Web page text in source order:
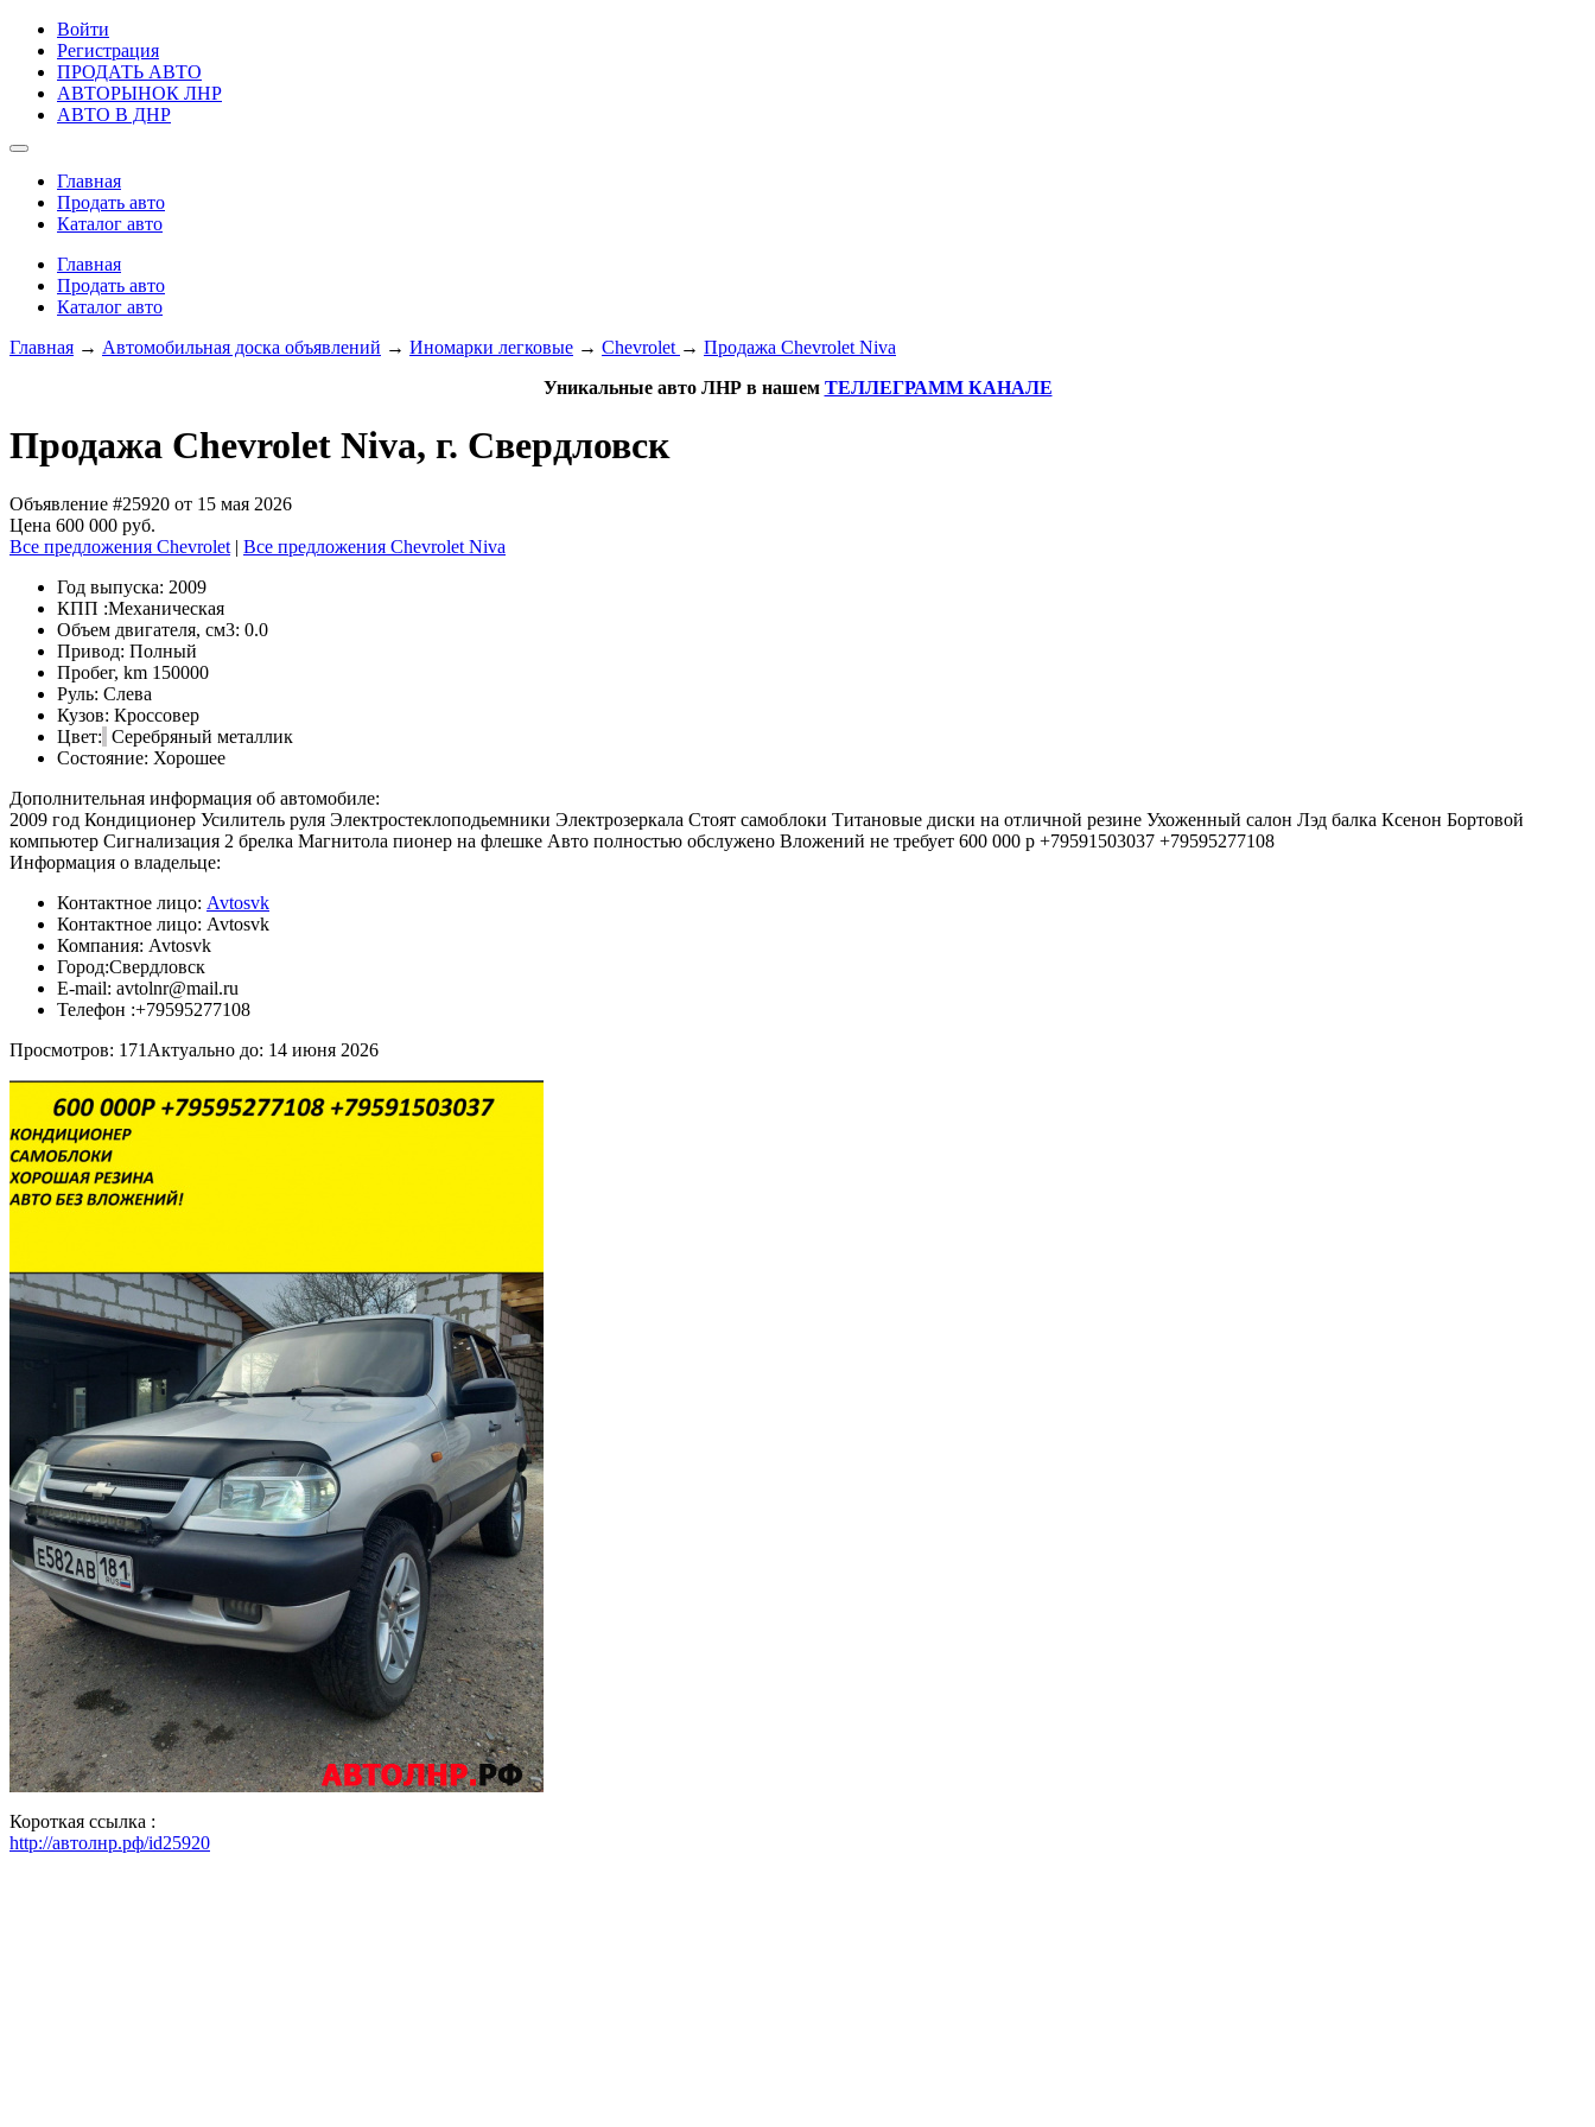
Войти
Регистрация
ПРОДАТЬ АВТО
АВТОРЫНОК ЛНР
АВТО В ДНР
Главная
Продать авто
Каталог авто
Главная
Продать авто
Каталог авто
Главная → Автомобильная доска объявлений → Иномарки легковые → Chevrolet → Продажа Chevrolet Niva
Уникальные авто ЛНР в нашем ТЕЛЛЕГРАММ КАНАЛЕ
Продажа Chevrolet Niva, г. Свердловск
Объявление #25920 от 15 мая 2026
Цена 600 000 руб.
Все предложения Chevrolet | Все предложения Chevrolet Niva
Год выпуска: 2009
КПП :Механическая
Объем двигателя, см3: 0.0
Привод: Полный
Пробег, km 150000
Руль: Слева
Кузов: Кроссовер
Цвет: Серебряный металлик
Состояние: Хорошее
Дополнительная информация об автомобиле:
2009 год Кондиционер Усилитель руля Электростеклоподьемники Электрозеркала Стоят самоблоки Титановые диски на отличной резине Ухоженный салон Лэд балка Ксенон Бортовой
компьютер Сигнализация 2 брелка Магнитола пионер на флешке Авто полностью обслужено Вложений не требует 600 000 р +79591503037 +79595277108
Информация о владельце:
Контактное лицо: Avtosvk
Контактное лицо: Avtosvk
Компания: Avtosvk
Город:Свердловск
E-mail: avtolnr@mail.ru
Телефон :+79595277108
Просмотров: 171 Актуально до: 14 июня 2026
Короткая ссылка :
http://автолнр.рф/id25920